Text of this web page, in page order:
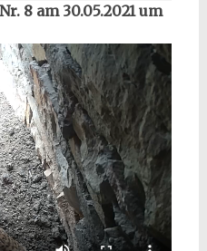
8 am 30.05.2021 um